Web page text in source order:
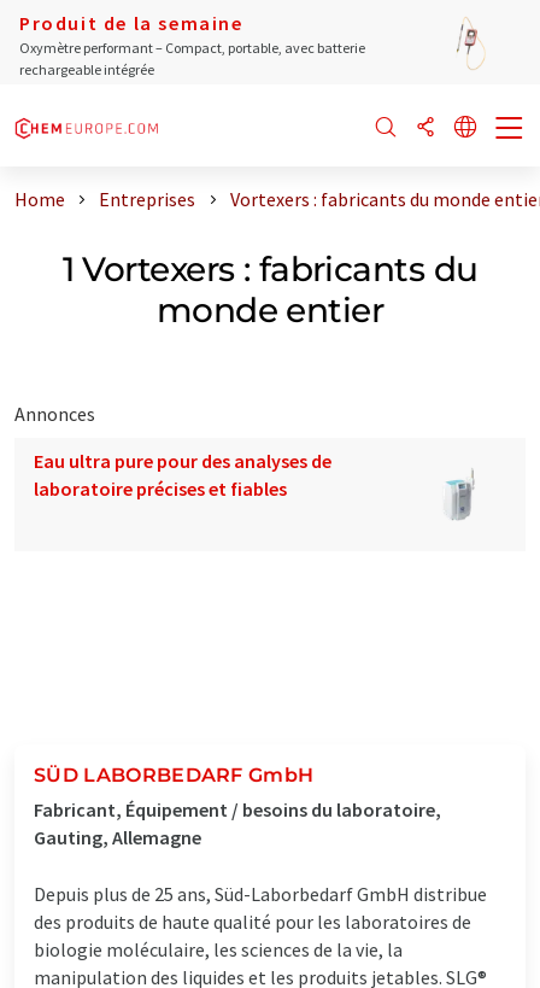
Produit de la semaine
Oxymètre performant – Compact, portable, avec batterie
rechargeable intégrée
Home Entreprises Vortexers : fabricants du monde
1 Vortexers : fabricants du
monde entier
Annonces
Eau ultra pure pour des analyses de
laboratoire précises et fiables
SÜD LABORBEDARF GmbH
Fabricant, Équipement / besoins du laboratoire,
Gauting, Allemagne
Depuis plus de 25 ans, Süd-Laborbedarf GmbH distribue
des produits de haute qualité pour les laboratoires de
biologie moléculaire, les sciences de la vie, la
manipulation des liquides et les produits jetables. SLG®